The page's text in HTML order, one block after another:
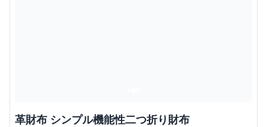
革財布 シンプル機能性二つ折り財布